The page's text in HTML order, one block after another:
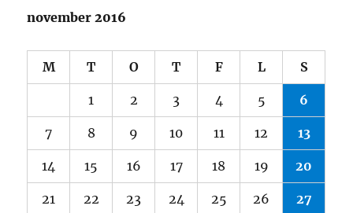
november 2016
M T O T F L S
1 2 3 4 5 6
7 8 9 10 11 12 13
14 15 16 17 18 19 20
21 22 23 24 25 26 27